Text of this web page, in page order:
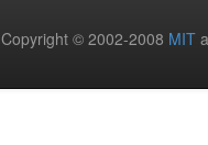
Copyright © 2002-2008 MIT